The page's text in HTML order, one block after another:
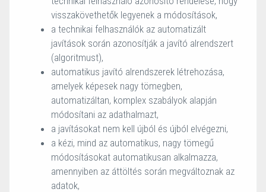
visszakövethetők legyenek a módosítások,
a technikai felhasználók az automatizált
javítások során azonosítják a javító alrendszert
(algoritmust),
automatikus javító alrendszerek létrehozása,
amelyek képesek nagy tömegben,
automatizáltan, komplex szabályok alapján
módosítani az adathalmazt,
a javításokat nem kell újból és újból elvégezni,
a kézi, mind az automatikus, nagy tömegű
módosításokat automatikusan alkalmazza,
amennyiben az áttöltés során megváltoznak az
adatok,